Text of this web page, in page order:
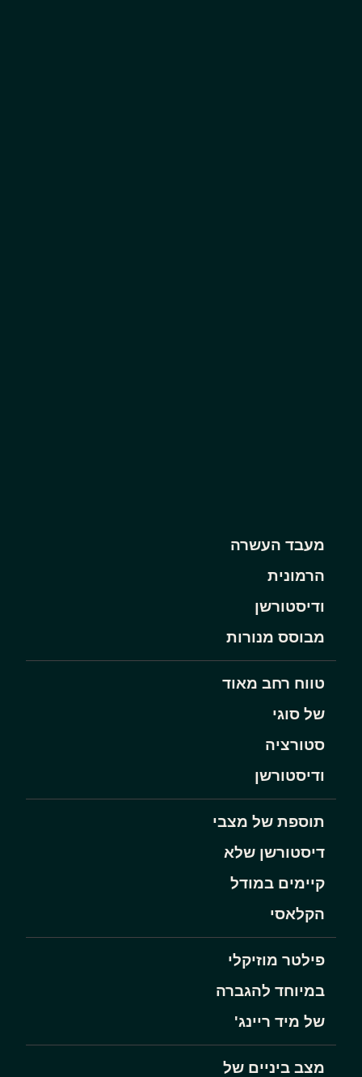
מעבד העשרה
הרמונית
ודיסטורשן
מבוסס מנורות
טווח רחב מאוד
של סוגי
סטורציה
ודיסטורשן
תוספת של מצבי
דיסטורשן שלא
קיימים במודל
הקלאסי
פילטר מוזיקלי
במיוחד להגברה
של מיד ריינג'
מצב ביניים של